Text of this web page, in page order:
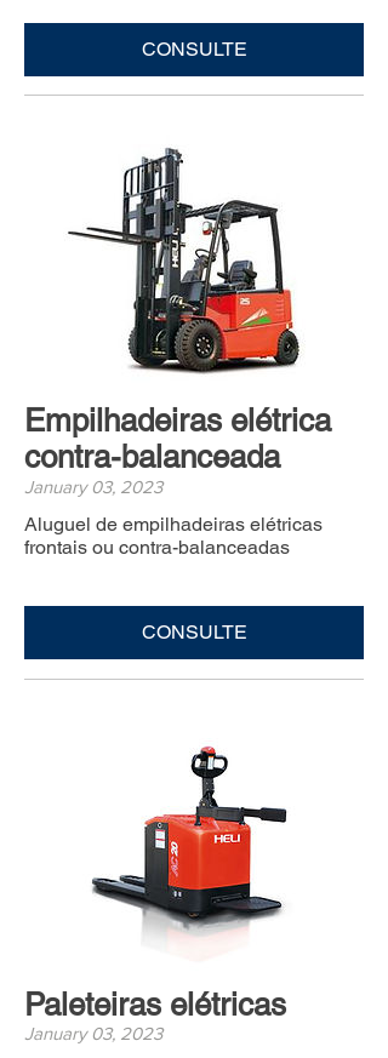
CONSULTE
Empilhadeiras elétrica
contra-balanceada
January 03, 2023
Aluguel de empilhadeiras elétricas
frontais ou contra-balanceadas
CONSULTE
Paleteiras elétricas
January 03, 2023